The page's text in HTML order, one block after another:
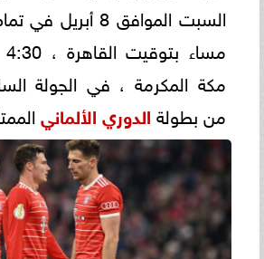
مكة المكرمة ، في الجولة
من بطولة الدوري الألماني